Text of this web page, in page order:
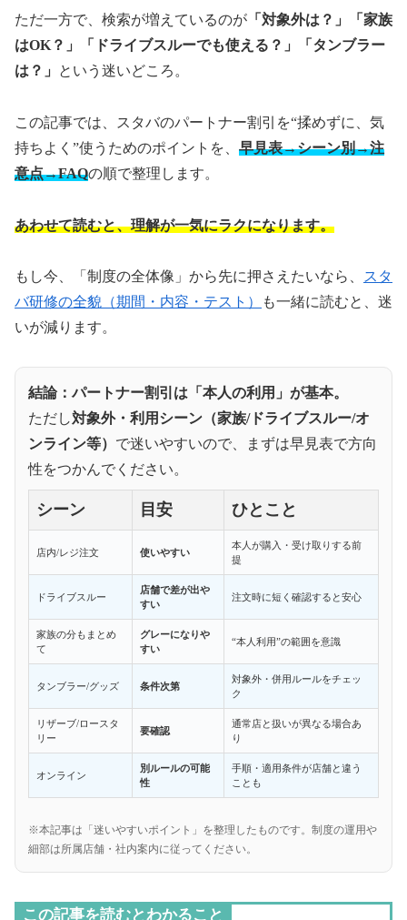
ただ一方で、検索が増えているのが 「対象外は？」「家族
はOK？」「ドライブスルーでも使える？」「タンブラー
は？」
という迷いどころ。
この記事では、スタバのパートナー割引を“揉めずに、気
持ちよく”使うためのポイントを、 早見表→シーン別→注
意点→FAQの順で整理します。
あわせて読むと、理解が一気にラクになります。
もし今、「制度の全体像」から先に押さえたいなら、
スタ
バ研修の全貌（期間・内容・テスト）
も一緒に読むと、迷
いが減ります。
結論：パートナー割引は「本人の利用」が基本。
ただし対象外・利用シーン（家族/ドライブスルー/オ
ンライン等） で迷いやすいので、まずは早見表で方向
性をつかんでください。
シーン 目安 ひとこと
店内/レジ注文 使いやすい
本人が購入・受け取りする前
提
ドライブスルー
店舗で差が出や
すい
注文時に短く確認すると安心
家族の分もまとめ
て
グレーになりや
すい
“本人利用”の範囲を意識
タンブラー/グッズ 条件次第
対象外・併用ルールをチェッ
ク
リザーブ/ロースタ
リー
要確認
通常店と扱いが異なる場合あ
り
オンライン
別ルールの可能
性
手順・適用条件が店舗と違う
ことも
※本記事は「迷いやすいポイント」を整理したものです。制度の運用や
細部は所属店舗・社内案内に従ってください。
この記事を読むとわかること